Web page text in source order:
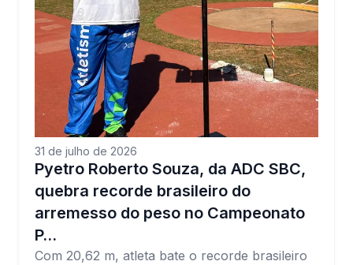
31 de julho de 2026
Pyetro Roberto Souza, da ADC SBC,
quebra recorde brasileiro do
arremesso do peso no Campeonato
P…
Com 20,62 m, atleta bate o recorde brasileiro